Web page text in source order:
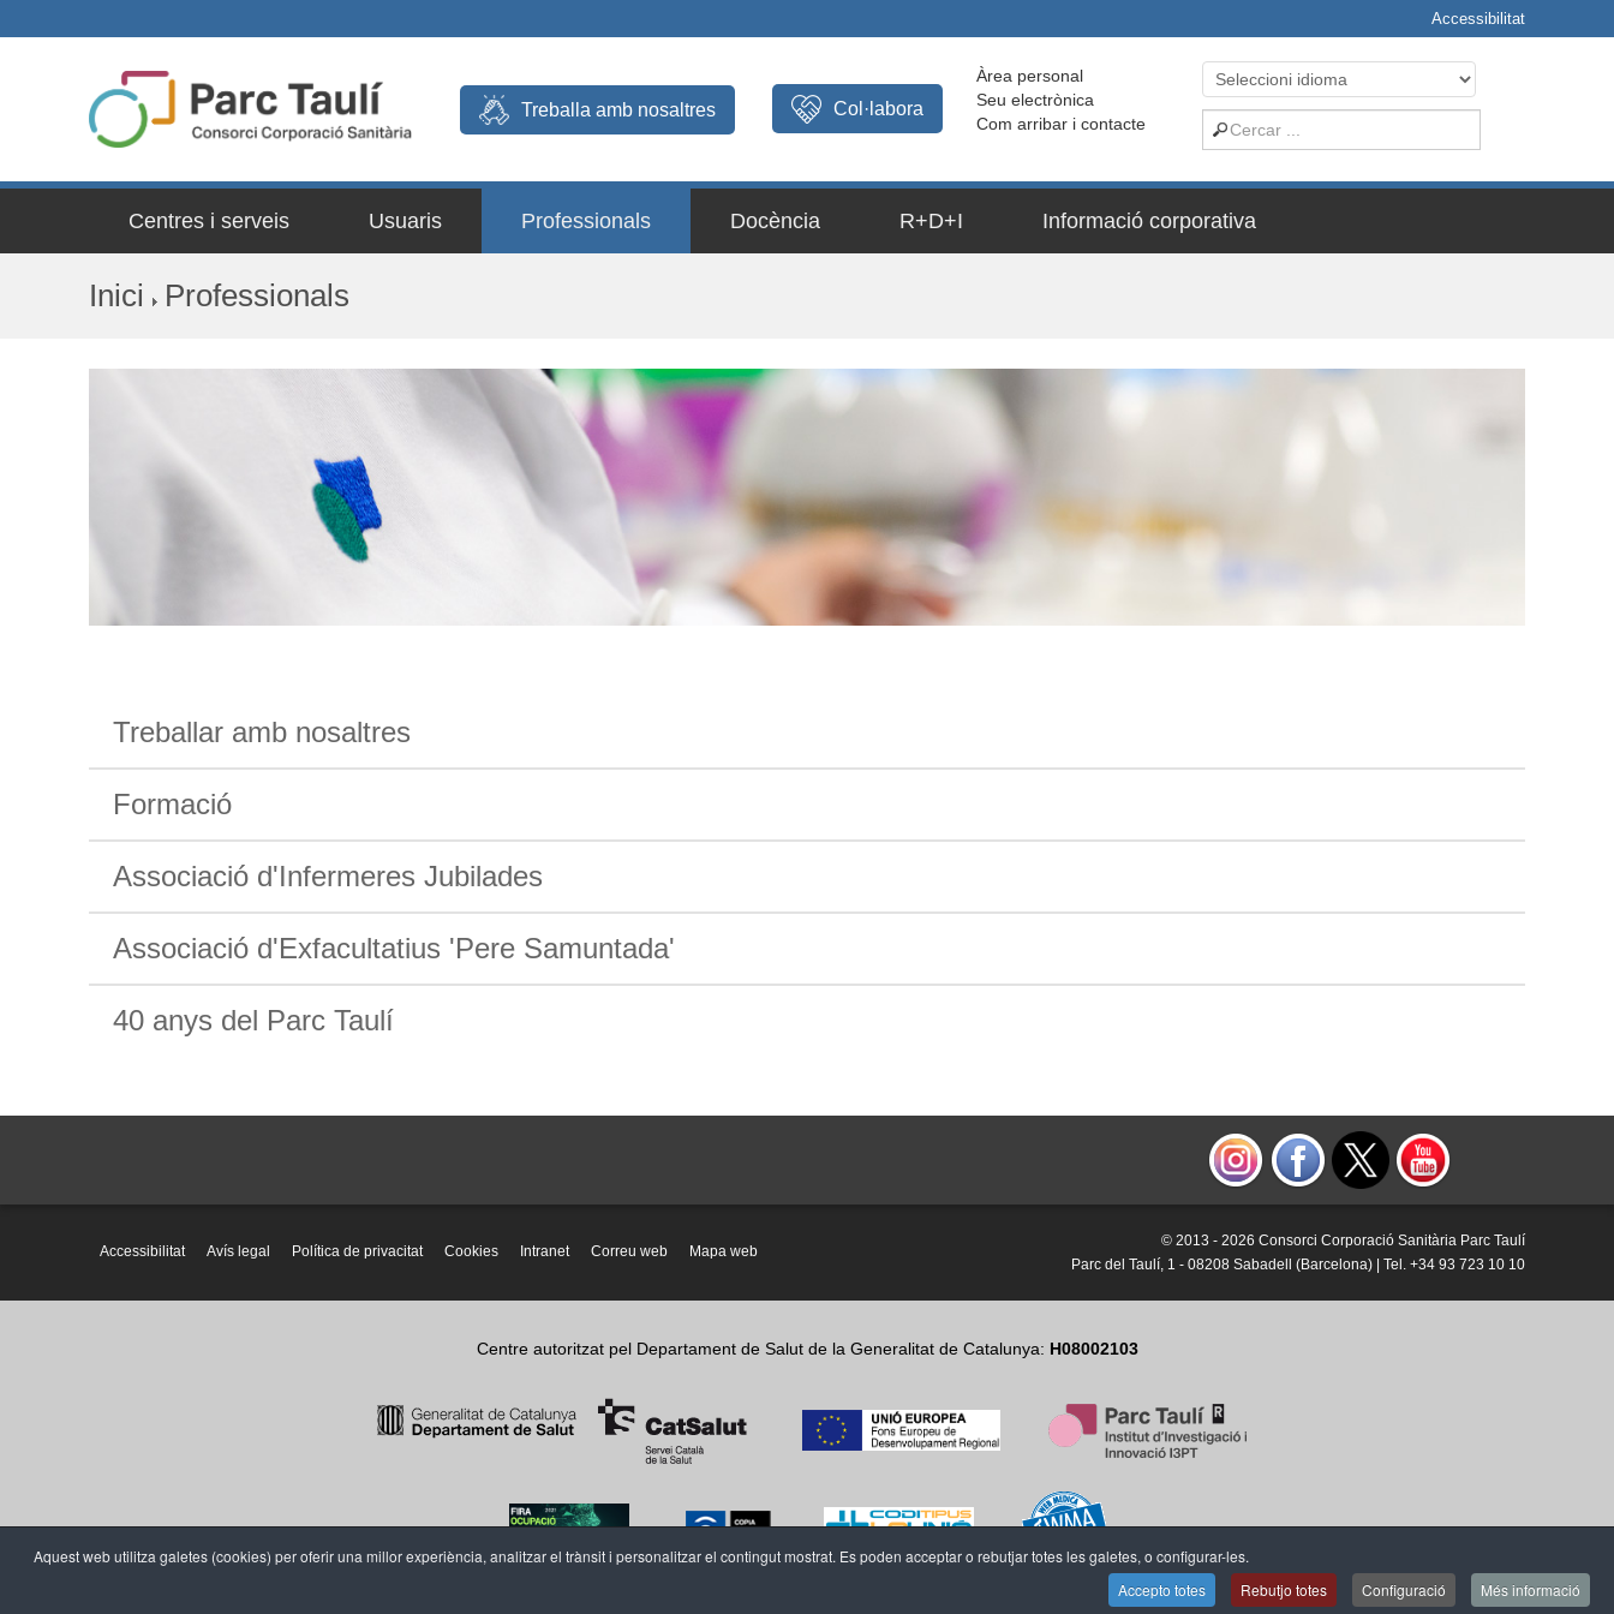
Accessibilitat
Àrea personal
Seu electrònica
Com arribar i contacte
Col·labora
Treballa amb nosaltres
Centres i serveis Usuaris Professionals Docència R+D+I Informació corporativa
Inici Professionals
Treballar amb nosaltres
Formació
Associació d'Infermeres Jubilades
Associació d'Exfacultatius 'Pere Samuntada'
40 anys del Parc Taulí
Accessibilitat Avís legal Política de privacitat Cookies Intranet Correu web Mapa web
© 2013 - 2026 Consorci Corporació Sanitària Parc Taulí
Parc del Taulí, 1 - 08208 Sabadell (Barcelona) | Tel. +34 93 723 10 10
Centre autoritzat pel Departament de Salut de la Generalitat de Catalunya: H08002103
Aquest web utilitza galetes (cookies) per oferir una millor experiència, analitzar el trànsit i personalitzar el contingut mostrat. Es poden acceptar o rebutjar totes les galetes, o configurar-les.
Accepto totes
Rebutjo totes Configuració Més informació